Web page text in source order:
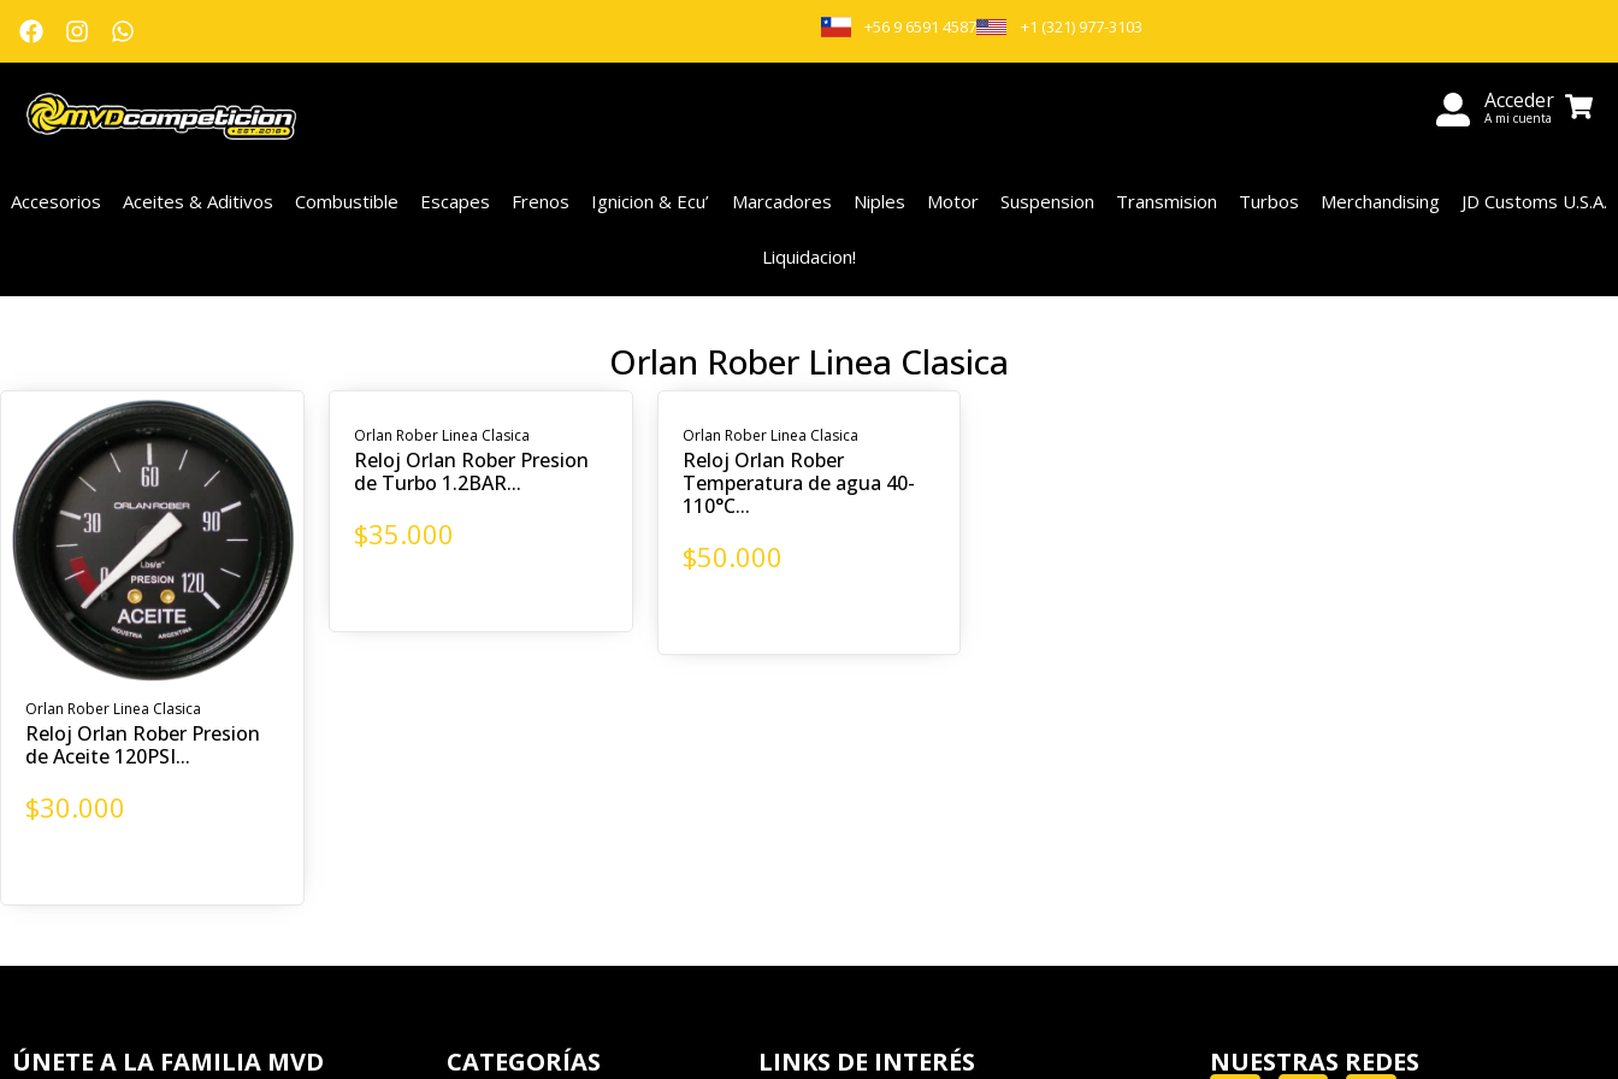
+56 9 6591 4587 +1 (321) 977-3103
Acceder
A mi cuenta
Accesorios Aceites & Aditivos Combustible Escapes Frenos Ignicion & Ecu’ Marcadores Niples Motor Suspension Transmision Turbos Merchandising JD Customs U.S.A.
Liquidacion!
Orlan Rober Linea Clasica
Orlan Rober Linea Clasica
Reloj Orlan Rober Presion
de Aceite 120PSI...
$30.000
Orlan Rober Linea Clasica
Reloj Orlan Rober Presion
de Turbo 1.2BAR...
$35.000
Orlan Rober Linea Clasica
Reloj Orlan Rober
Temperatura de agua 40-
110°C...
$50.000
ÚNETE A LA FAMILIA MVD CATEGORÍAS LINKS DE INTERÉS NUESTRAS REDES